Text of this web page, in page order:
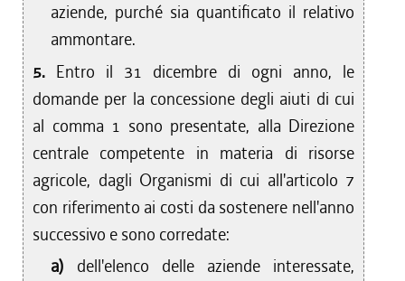
aziende, purché sia quantificato il relativo
ammontare.
5. Entro il 31 dicembre di ogni anno, le
domande per la concessione degli aiuti di cui
al comma 1 sono presentate, alla Direzione
centrale competente in materia di risorse
agricole, dagli Organismi di cui all'articolo 7
con riferimento ai costi da sostenere nell'anno
successivo e sono corredate:
a) dell'elenco delle aziende interessate,